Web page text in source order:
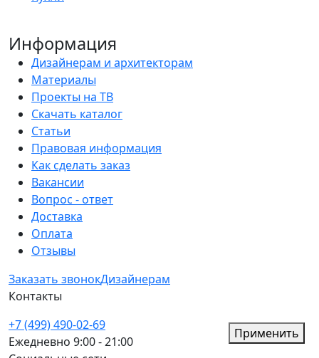
Применить
Информация
Дизайнерам и архитекторам
Материалы
Проекты на ТВ
Скачать каталог
Статьи
Правовая информация
Как сделать заказ
Вакансии
Вопрос - ответ
Доставка
Оплата
Отзывы
Заказать звонокДизайнерам
Контакты
+7 (499) 490-02-69
Ежедневно 9:00 - 21:00